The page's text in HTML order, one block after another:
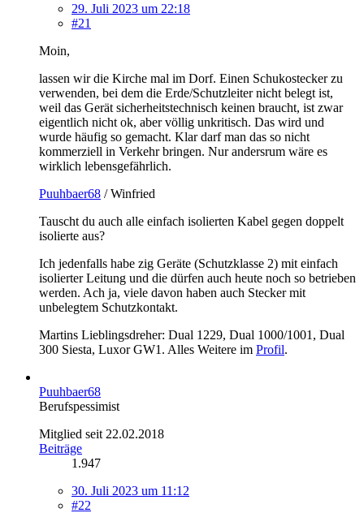
29. Juli 2023 um 22:18
#21
Moin,
lassen wir die Kirche mal im Dorf. Einen Schukostecker zu
verwenden, bei dem die Erde/Schutzleiter nicht belegt ist,
weil das Gerät sicherheitstechnisch keinen braucht, ist zwar
eigentlich nicht ok, aber völlig unkritisch. Das wird und
wurde häufig so gemacht. Klar darf man das so nicht
kommerziell in Verkehr bringen. Nur andersrum wäre es
wirklich lebensgefährlich.
Puuhbaer68 / Winfried
Tauscht du auch alle einfach isolierten Kabel gegen doppelt
isolierte aus?
Ich jedenfalls habe zig Geräte (Schutzklasse 2) mit einfach
isolierter Leitung und die dürfen auch heute noch so betrieben
werden. Ach ja, viele davon haben auch Stecker mit
unbelegtem Schutzkontakt.
Martins Lieblingsdreher: Dual 1229, Dual 1000/1001, Dual
300 Siesta, Luxor GW1. Alles Weitere im Profil.
Puuhbaer68
Berufspessimist
Mitglied seit 22.02.2018
Beiträge
1.947
30. Juli 2023 um 11:12
#22